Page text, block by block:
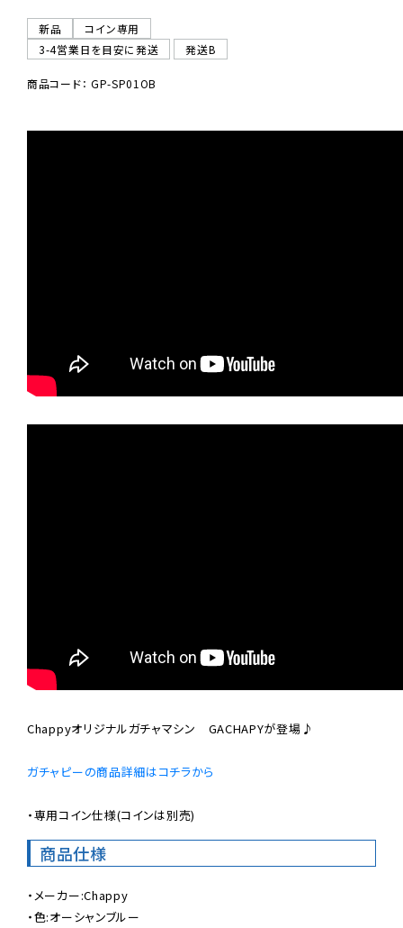
新品
コイン専用
3-4営業日を目安に発送
発送B
商品コード： GP-SP01OB
Chappyオリジナルガチャマシン　GACHAPYが登場♪
ガチャピーの商品詳細はコチラから
・専用コイン仕様(コインは別売)
商品仕様
・メーカー:Chappy
・色:オーシャンブルー